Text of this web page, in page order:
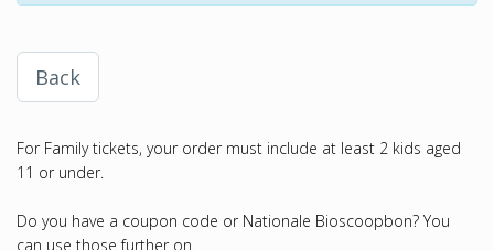
Back
For Family tickets, your order must include at least 2 kids aged
11 or under.
Do you have a coupon code or Nationale Bioscoopbon? You
can use those further on.